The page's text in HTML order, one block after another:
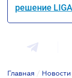
решение
Главная / Новости